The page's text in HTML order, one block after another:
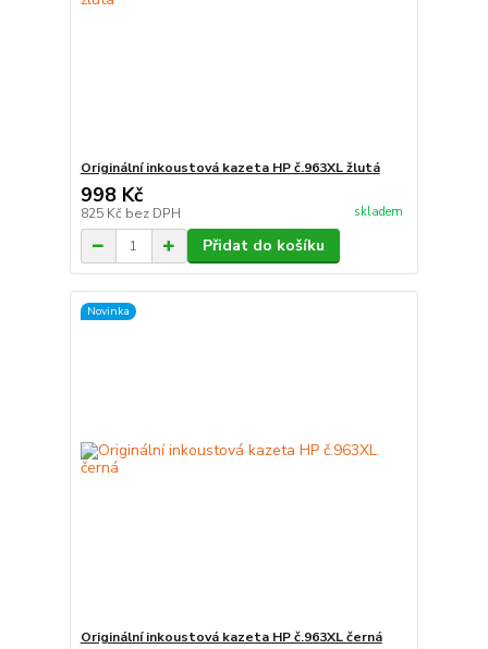
Originální inkoustová kazeta HP č.963XL žlutá
998 Kč
825 Kč bez DPH skladem
Přidat do košíku
Novinka
Originální inkoustová kazeta HP č.963XL černá